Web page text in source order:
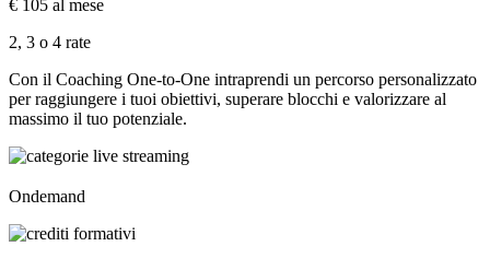
€ 105 al mese
2, 3 o 4 rate
Con il Coaching One-to-One intraprendi un percorso personalizzato
per raggiungere i tuoi obiettivi, superare blocchi e valorizzare al
massimo il tuo potenziale.
Ondemand